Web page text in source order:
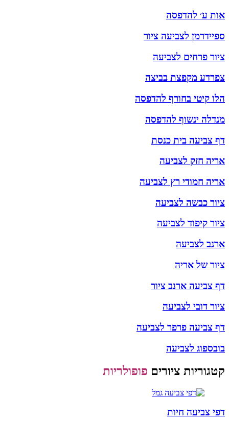
אות ע׳ להדפסה
ספיידרמן לצביעה ציור
ציור פרחים לצביעה
צפרדע מקפצת בביצה
הלו קיטי בחורף להדפסה
מנדלה ינשוף להדפסה
דף צביעה בית כנסת
אריה חזק לצביעה
אריה חמודי רץ לצביעה
ציור כבשה לצביעה
ציור קיפוד לצביעה
ארנב לצביעה
ציור של אריה
דף צביעה ארנב ציור
ציור דובי לצביעה
דף צביעה פרפר לצביעה
בובספוג לצביעה
קטגוריות ציורים פופולריות
דפי צביעה חיות